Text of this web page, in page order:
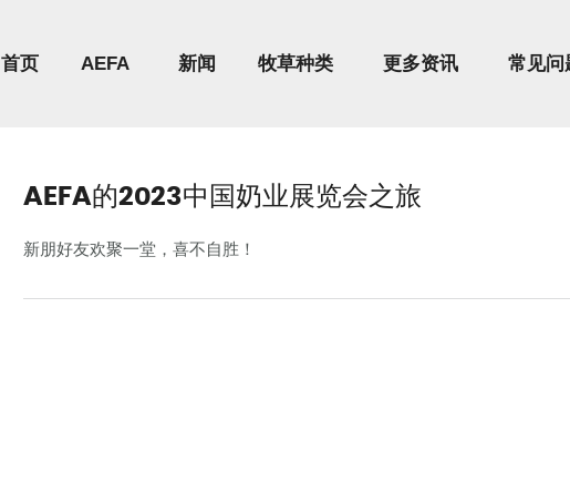
首页 AEFA 新闻 牧草种类 更多资讯 常见问
AEFA的2023中国奶业展览会之旅
新朋好友欢聚一堂，喜不自胜！